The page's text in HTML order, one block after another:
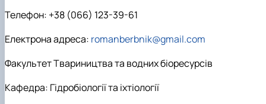
Телефон: +38 (066) 123-39-61
Електрона адреса: romanberbnik@gmail.com
Факультет Твариництва та водних біоресурсів
Кафедра: Гідробіології та іхтіології